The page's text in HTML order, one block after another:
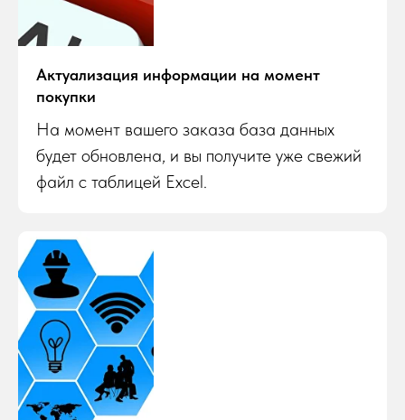
Актуализация информации на момент
покупки
На момент вашего заказа база данных
будет обновлена, и вы получите уже свежий
файл с таблицей Excel.